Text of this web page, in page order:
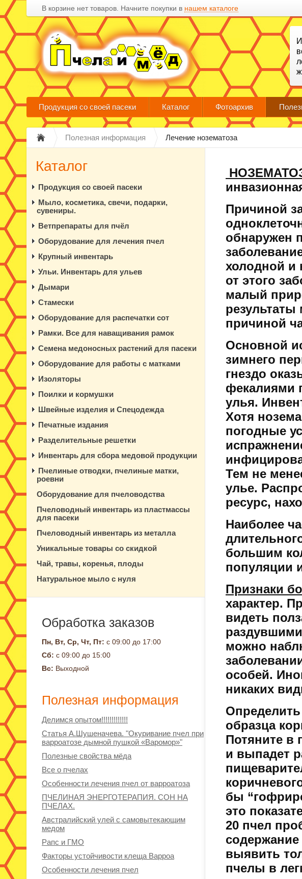
В корзине нет товаров. Начните покупки в нашем каталоге
Продукция со своей пасеки Каталог Фотоархив
Полезная информация Лечение нозематоза
Причиной
обнаружен
холодной и
от этого
малый
результаты
причиной
Основной
зимнего
гнездо
фекалиями
улья.
Хотя
погодные
Тем не
улье.
ресурс,
Наиболее
большим
популяции
Признаки
характер.
видеть
можно
особей.
никаких
образца
Потяните в
и выпадет
бы
это
20 пчел
выявить
пчелы в
Каталог
Продукция со своей пасеки
Мыло, косметика, свечи, подарки,
сувениры.
Ветпрепараты для пчёл
Оборудование для лечения пчел
Крупный инвентарь
Ульи. Инвентарь для ульев
Дымари
Стамески
Оборудование для распечатки сот
Рамки. Все для наващивания рамок
Семена медоносных растений для пасеки
Оборудование для работы с матками
Изоляторы
Поилки и кормушки
Швейные изделия и Спецодежда
Печатные издания
Разделительные решетки
Инвентарь для сбора медовой продукции
Пчелиные отводки, пчелиные матки,
роевни
Оборудование для пчеловодства
Пчеловодный инвентарь из пластмассы
для пасеки
Пчеловодный инвентарь из металла
Уникальные товары со скидкой
Чай, травы, коренья, плоды
Натуральное мыло с нуля
Обработка заказов
Пн, Вт, Ср, Чт, Пт: с 09:00 до 17:00
Сб: с 09:00 до 15:00
Вс: Выходной
Полезная информация
Делимся опытом!!!!!!!!!!!!!
Статья А.Шушеначева. "Окуривание пчел при
варроатозе дымной пушкой «Варомор»"
Полезные свойства мёда
Все о пчелах
Особенности лечения пчел от варроатоза
ПЧЕЛИНАЯ ЭНЕРГОТЕРАПИЯ. СОН НА
ПЧЕЛАХ.
Австралийский улей с самовытекающим
медом
Рапс и ГМО
Факторы устойчивости клеща Варроа
Особенности лечения пчел